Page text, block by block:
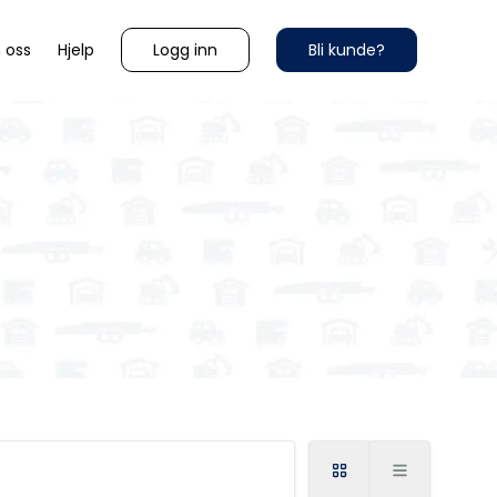
Hjelp Logg inn Bli kunde?